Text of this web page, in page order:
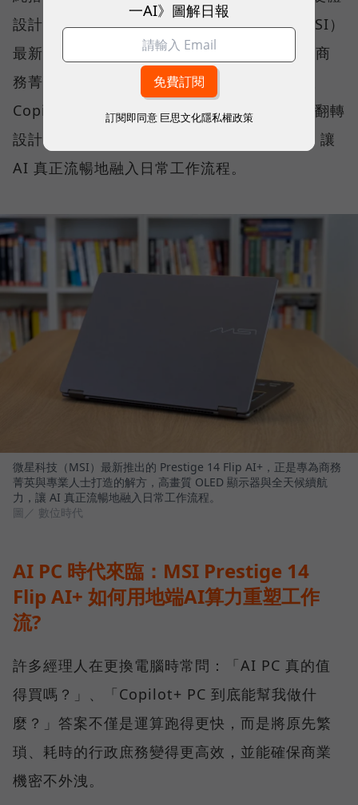
設計與真實使用情境無縫整合。微星科技（MSI）
最新推出的 Prestige 14 Flip AI+，正是專為商
務菁英與專業人士打造的解方。它結合了微軟
Copilot+ PC 架構、本地端 AI 運算、2-in-1 翻轉
設計、高畫質 OLED 顯示器與全天候續航力，讓
AI 真正流暢地融入日常工作流程。
微星科技（MSI）最新推出的 Prestige 14 Flip AI+，正是專為商務
菁英與專業人士打造的解方，高畫質 OLED 顯示器與全天候續航
力，讓 AI 真正流暢地融入日常工作流程。
圖／ 數位時代
AI PC 時代來臨：MSI Prestige 14
Flip AI+ 如何用地端AI算力重塑工作
流?
許多經理人在更換電腦時常問：「AI PC 真的值
得買嗎？」、「Copilot+ PC 到底能幫我做什
麼？」答案不僅是運算跑得更快，而是將原先繁
瑣、耗時的行政庶務變得更高效，並能確保商業
機密不外洩。
一AI》圖解日報
訂閱即同意 巨思文化隱私權政策